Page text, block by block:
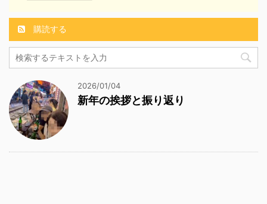
購読する
2026/01/04
新年の挨拶と振り返り